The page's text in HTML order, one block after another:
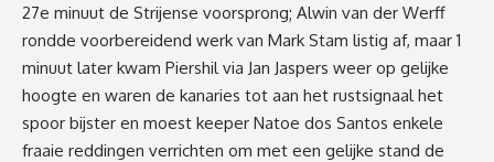
27e minuut de Strijense voorsprong; Alwin van der Werff
rondde voorbereidend werk van Mark Stam listig af, maar 1
minuut later kwam Piershil via Jan Jaspers weer op gelijke
hoogte en waren de kanaries tot aan het rustsignaal het
spoor bijster en moest keeper Natoe dos Santos enkele
fraaie reddingen verrichten om met een gelijke stand de